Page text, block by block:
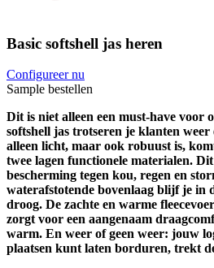
Basic softshell jas heren
Configureer nu
Sample bestellen
Dit is niet alleen een must-have voor
softshell jas trotseren je klanten
alleen licht, maar ook robuust is,
twee lagen functionele materialen.
bescherming tegen kou, regen en
waterafstotende bovenlaag blijf je in
droog. De zachte en warme
zorgt voor een aangenaam
warm. En weer of geen weer: jouw
plaatsen kunt laten borduren, trekt